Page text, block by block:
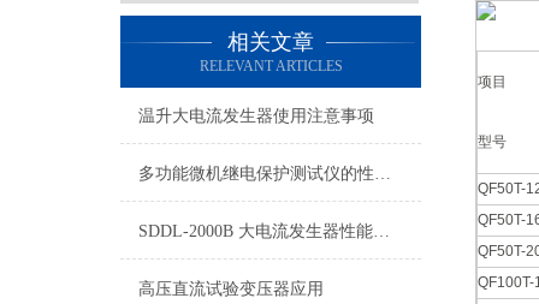
相关文章
RELEVANT ARTICLES
温升大电流发生器使用注意事项
多功能微机继电保护测试仪的性能优化分析
SDDL-2000B 大电流发生器性能特点技术特征
高压直流试验变压器应用
项目
型号
QF50T-
QF50T-
QF50T-
QF100T-